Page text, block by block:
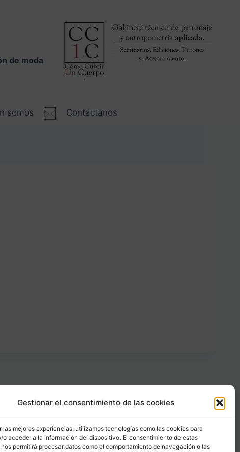
Gestionar el consentimiento de las cookies
las mejores experiencias, utilizamos tecnologías como las cookies para
o acceder a la información del dispositivo. El consentimiento de estas
permitirá procesar datos como el comportamiento de navegación o las
de moda
somos Contáctanos
Carrer Provença, 183
Tel& Whatsapp